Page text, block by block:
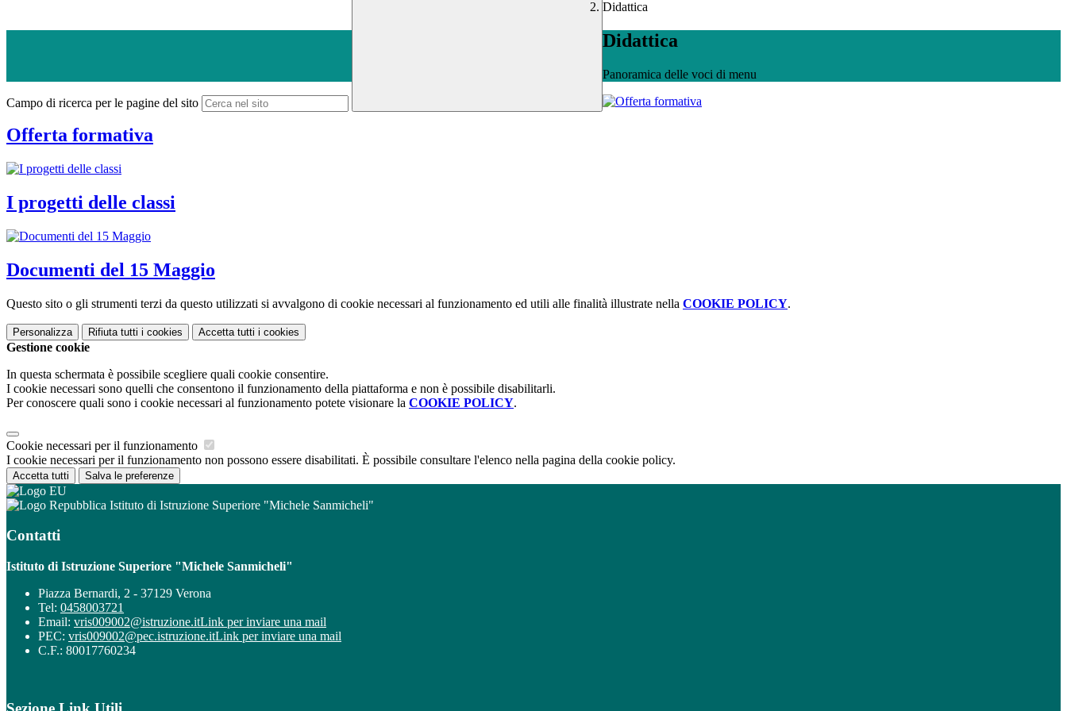
Campo di ricerca per le pagine del sito
Didattica
Didattica
Panoramica delle voci di menu
Offerta formativa
I progetti delle classi
Documenti del 15 Maggio
Questo sito o gli strumenti terzi da questo utilizzati si avvalgono di cookie necessari al funzionamento ed utili alle finalità illustrate nella COOKIE POLICY.
Personalizza Rifiuta tutti i cookies Accetta tutti i cookies
Gestione cookie
In questa schermata è possibile scegliere quali cookie consentire.
I cookie necessari sono quelli che consentono il funzionamento della piattaforma e non è possibile disabilitarli.
Per conoscere quali sono i cookie necessari al funzionamento potete visionare la COOKIE POLICY.
Cookie necessari per il funzionamento
I cookie necessari per il funzionamento non possono essere disabilitati. È possibile consultare l'elenco nella pagina della cookie policy.
Accetta tutti Salva le preferenze
Istituto di Istruzione Superiore "Michele Sanmicheli"
Contatti
Istituto di Istruzione Superiore "Michele Sanmicheli"
Piazza Bernardi, 2 - 37129 Verona
Tel: 0458003721
Email: vris009002@istruzione.itLink per inviare una mail
PEC: vris009002@pec.istruzione.itLink per inviare una mail
C.F.: 80017760234